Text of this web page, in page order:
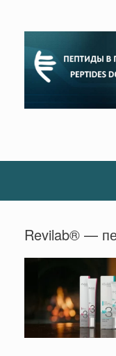
содержанию
Revilab® —